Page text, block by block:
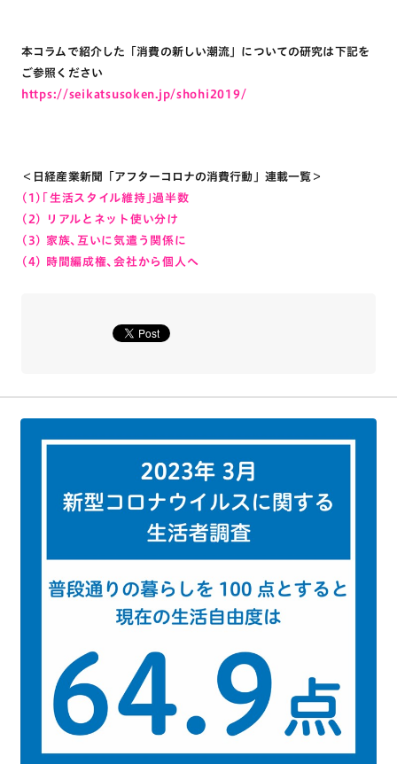
本コラムで紹介した「消費の新しい潮流」についての研究は下記を
ご参照ください
https://seikatsusoken.jp/shohi2019/
＜日経産業新聞「アフターコロナの消費行動」連載一覧＞
(1)「生活スタイル維持」過半数
(2) リアルとネット使い分け
(3) 家族、互いに気遣う関係に
(4) 時間編成権、会社から個人へ